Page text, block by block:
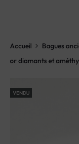
Accueil Bagues
or diamants et
VENDU
✨ PAIEMENT